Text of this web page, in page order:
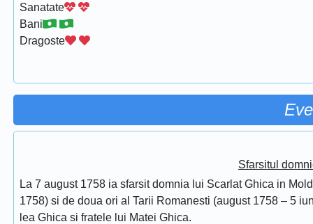
Sanatate
Bani
Dragoste
Sfarsitul
La 7 august 1758 ia sfarsit domnia lui Scarlat Ghica in
1758) si de doua ori al Tarii Romanesti (august 1758 – 5
lea Ghica si fratele lui Matei Ghica.